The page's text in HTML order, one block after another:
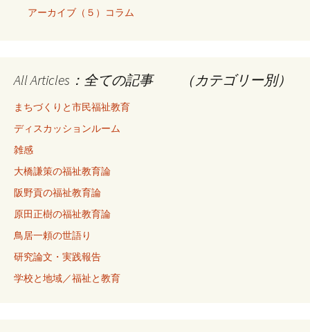
アーカイブ（５）コラム
All Articles：全ての記事 （カテゴリー別）
まちづくりと市民福祉教育
ディスカッションルーム
雑感
大橋謙策の福祉教育論
阪野貢の福祉教育論
原田正樹の福祉教育論
鳥居一頼の世語り
研究論文・実践報告
学校と地域／福祉と教育